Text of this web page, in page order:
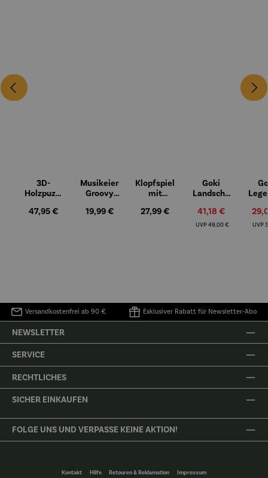
3D-
Holzpuzzl
Pendeluhr
Regulärer Preis:
47,95 €
Musikeier
Groovy
Regulärer Preis:
19,99 €
Klopfspiel
mit
Safari
Regulärer Preis:
27,99 €
Goki
Landscha
Kleiner
Eisbär
Verkaufspreis:
41,18 €
UVPRegulärer Preis:
49,00 € UVP
Versandkostenfrei ab 90 € Exklusiver Rabatt für Newsletter-Abo
NEWSLETTER
SERVICE
RECHTLICHES
SICHER EINKAUFEN
FOLGE UNS UND VERPASSE KEINE AKTION!
Kontakt Hilfe Retouren & Reklamation Impressum